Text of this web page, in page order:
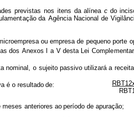
es previstas nos itens da alínea c do
lamentação da Agência Nacional de Vigi
empresa ou empresa de pequeno porte
dos Anexos I a V desta Lei Complement
nominal, o sujeito passivo utilizará a receita
é o resul tado de:
meses anteriores ao período de apuração;